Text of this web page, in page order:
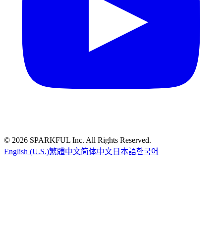
© 2026 SPARKFUL Inc. All Rights Reserved.
English (U.S.)繁體中文简体中文 日本語한국어